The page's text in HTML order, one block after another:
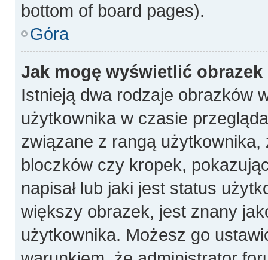
bottom of board pages).
Góra
Jak mogę wyświetlić
Istnieją dwa rodzaje obrazków
użytkownika w czasie
związane z rangą
bloczków czy kropek,
napisał lub jaki jest status
większy obrazek, jest znany
użytkownika. Możesz go